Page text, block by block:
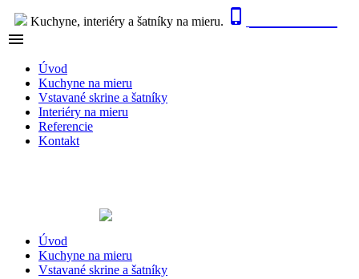
Kuchyne, interiéry a šatníky na mieru. 

Úvod
Kuchyne na mieru
Vstavané skrine a šatníky
Interiéry na mieru
Referencie
Kontakt
Úvod
Kuchyne na mieru
Vstavané skrine a šatníky